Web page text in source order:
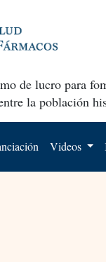
de lucro para
la población
Videos